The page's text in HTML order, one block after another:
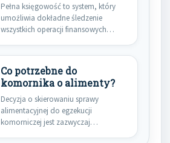
Pełna księgowość to system, który
umożliwia dokładne śledzenie
wszystkich operacji finansowych
Co potrzebne do
komornika o alimenty?
Decyzja o skierowaniu sprawy
alimentacyjnej do egzekucji
komorniczej jest zazwyczaj